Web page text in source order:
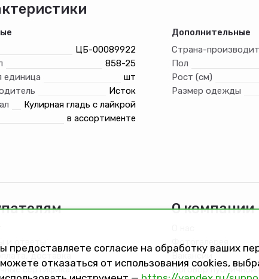
ЦБ-00089922
858-25
единица
шт
Исток
Кулирная гладь с лайкрой
в ассортименте
Дополнительные
Страна-
Пол
Рост (см)
Размер одежды
доставка
сертификаты
О компании
Фотогалерея
Вакансии
Договор
предоставляете согласие на обработку ваших
отказаться от использования cookies,